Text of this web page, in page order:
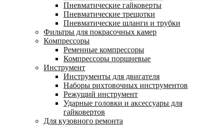
Пневматические гайковерты
Пневматические трещотки
Пневматические шланги и трубки
Фильтры для покрасочных камер
Компрессоры
Ременные компрессоры
Компрессоры поршневые
Инструмент
Инструменты для двигателя
Наборы рихтовочных инструментов
Режущий инструмент
Ударные головки и аксессуары для
гайковертов
Для кузовного ремонта